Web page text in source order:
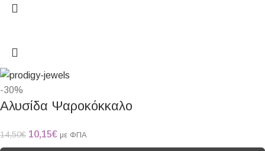
-30%
Αλυσίδα Ψαροκόκκαλο
14,50€ 10,15€ με ΦΠΑ